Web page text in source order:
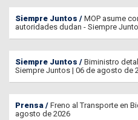
Siempre Juntos
MOP asume
autoridades dudan - Siempre
Siempre Juntos
Biministro
Siempre Juntos | 06 de agosto de
Prensa
Freno al Transporte en
agosto de 2026